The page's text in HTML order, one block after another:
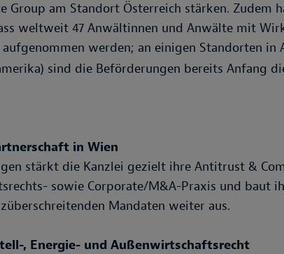
Group am Standort Österreich stärken. Zudem
weltweit 47 Anwältinnen und Anwälte mit
aufgenommen werden; an einigen Standorten in
sind die Beförderungen bereits Anfang
in Wien
stärkt die Kanzlei gezielt ihre Antitrust &
sowie Corporate/M&A-Praxis und baut
Mandaten weiter aus.
, Energie- und Außenwirtschaftsrecht